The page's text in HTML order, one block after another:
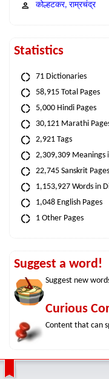
कोल्हटकर, राम्रचंद्र
Statistics
71 Dictionaries
58,915 Total Pages
5,000 Hindi Pages
30,121 Marathi
2,921 Tags
2,309,309 Meanings
22,745 Sanskrit Pages
1,153,927 Words in
1,048 English Pages
1 Other Pages
Suggest a word!
Suggest new
Curious
Content that can